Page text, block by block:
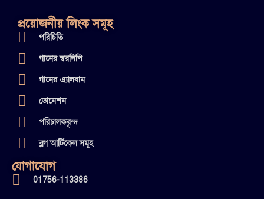
প্রয়োজনীয় লিংক সমূহ
পরিচিতি
গানের স্বরলিপি
গানের এ্যালবাম
ডোনেশন
পরিচালকবৃন্দ
ব্লগ আর্টিকেল সমূহ
যোগাযোগ
01756-113386